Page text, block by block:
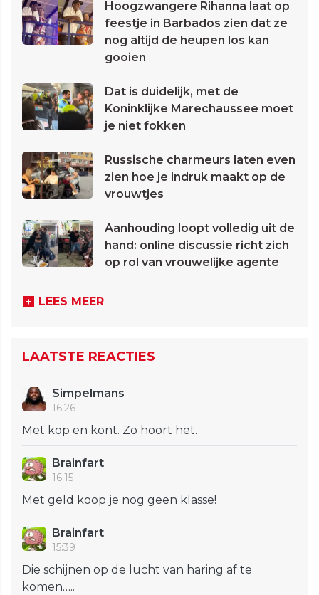
Hoogzwangere Rihanna laat op
feestje in Barbados zien dat ze
nog altijd de heupen los kan
gooien
Dat is duidelijk, met de
Koninklijke Marechaussee moet
je niet fokken
Russische charmeurs laten even
zien hoe je indruk maakt op de
vrouwtjes
Aanhouding loopt volledig uit de
hand: online discussie richt zich
op rol van vrouwelijke agente
LEES MEER
LAATSTE REACTIES
Simpelmans
16:26
Met kop en kont. Zo hoort het.
Brainfart
16:15
Met geld koop je nog geen klasse!
Brainfart
15:39
Die schijnen op de lucht van haring af te
komen…..